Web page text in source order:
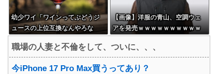
幼少ワイ「ワインってぶどうジ
ュースの上位互換なんやろな
【画像】洋服の青山、空調ウェ
アを発売ｗｗｗｗｗｗｗｗｗｗ
職場の人妻と不倫をして、ついに、、、
今iPhone 17 Pro Max買うってあり？